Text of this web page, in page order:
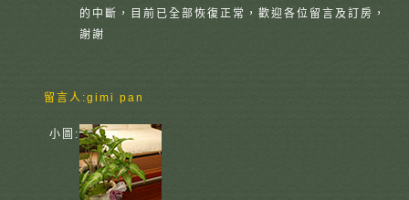
的中斷，目前已全部恢復正常，歡迎各位留言及訂房，
謝謝
留言人:gimi pan
小圖: